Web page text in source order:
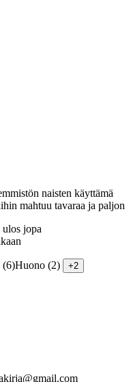
naisten käyttämä
mahtuu tavaraa ja paljon
ulos jopa
(6)Huono (2)
+2